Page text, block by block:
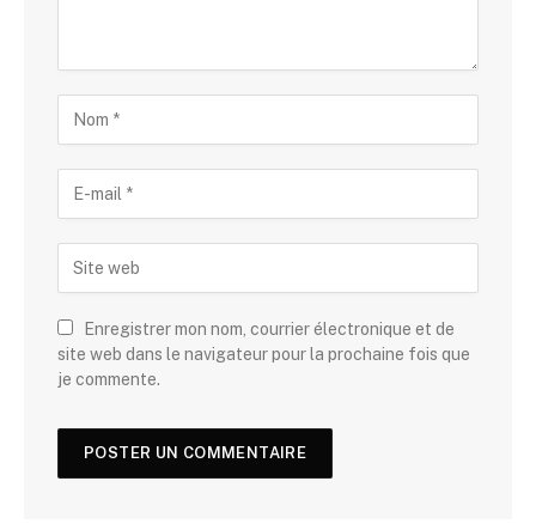
Enregistrer mon nom, courrier électronique et de
site web dans le navigateur pour la prochaine fois que
je commente.